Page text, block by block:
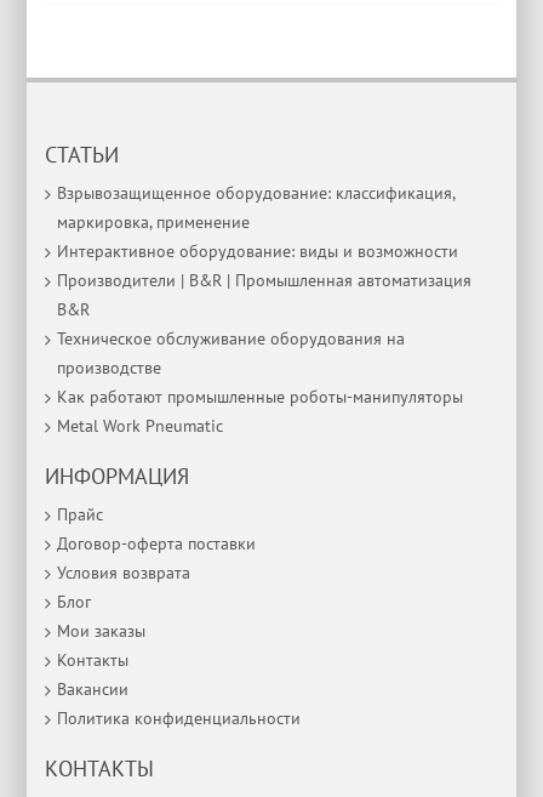
СТАТЬИ
Взрывозащищенное оборудование: классификация,
маркировка, применение
Интерактивное оборудование: виды и возможности
Производители | B&R | Промышленная автоматизация
B&R
Техническое обслуживание оборудования на
производстве
Как работают промышленные роботы-манипуляторы
Metal Work Pneumatic
ИНФОРМАЦИЯ
Прайс
Договор-оферта поставки
Условия возврата
Блог
Мои заказы
Контакты
Вакансии
Политика конфиденциальности
КОНТАКТЫ